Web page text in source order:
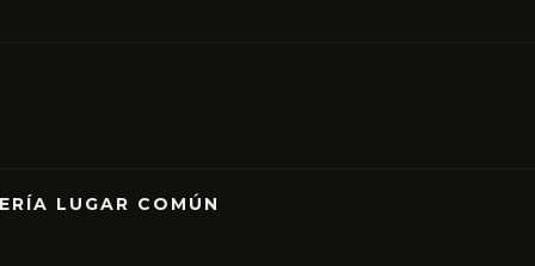
LUGAR COMÚN